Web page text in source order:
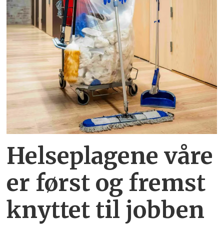
Helseplagene våre
er først og fremst
knyttet til jobben